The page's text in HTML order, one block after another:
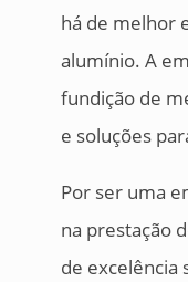
há de melhor
alumínio. A
fundição de
e soluções
Por ser uma
na prestação
de excelência